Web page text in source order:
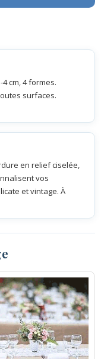
cm, 4 formes.
surfaces.
en relief ciselée,
vos
et vintage. À